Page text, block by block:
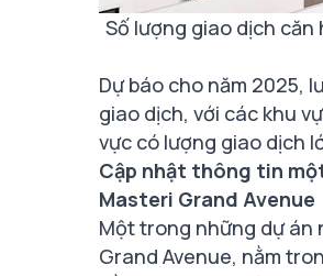
Số lượng giao dịch
Dự báo cho năm 2025,
giao dịch, với các khu
vực có lượng giao dịch
Cập nhật thông tin
Masteri Grand Avenue
Một trong những dự án
Grand Avenue, nằm